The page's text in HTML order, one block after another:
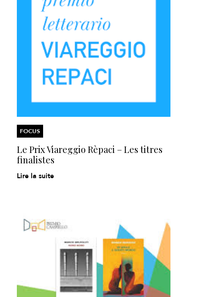
FOCUS
Le Prix Viareggio Rèpaci – Les titres
finalistes
Lire la suite